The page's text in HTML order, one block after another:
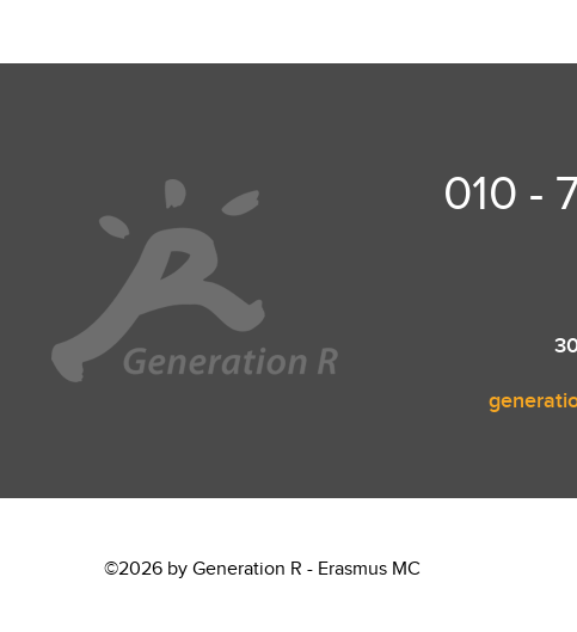
010 -
©2026 by Generation R - Erasmus MC